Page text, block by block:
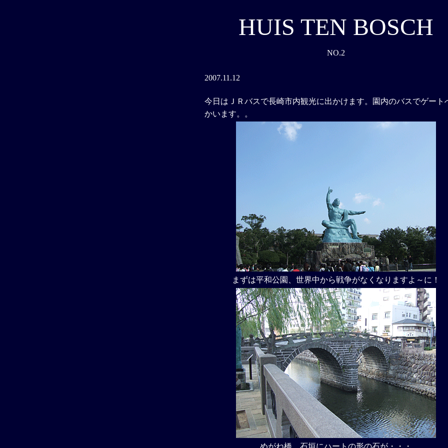
HUIS TEN BOSCH
NO.2
2007.11.12
今日はＪＲバスで長崎市内観光に出かけます。園内のバスでゲート
かいます。。
まずは平和公園、世界中から戦争がなくなりますよ～に！
めがね橋、石垣にハートの形の石が・・・